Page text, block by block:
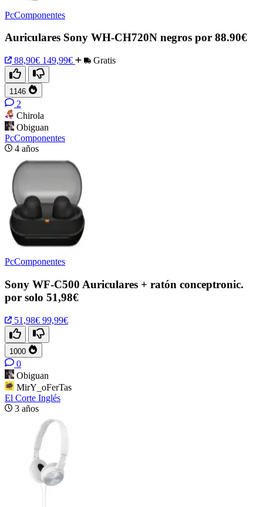
PcComponentes
Auriculares Sony WH-CH720N negros por 88.90€
88,90€ 149,99€ Gratis
1146
2
Chirola
Obiguan
PcComponentes
4 años
PcComponentes
Sony WF-C500 Auriculares + ratón conceptronic.
por solo 51,98€
51,98€ 99,99€
1000
0
Obiguan
MirY_oFerTas
El Corte Inglés
3 años